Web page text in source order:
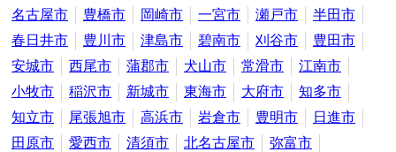
名古屋市 豊橋市 岡崎市 一宮市 瀬戸市
半田市
春日井市
豊川市 津島市 碧南市 刈谷市
豊田市
安城市
西尾市 蒲郡市 犬山市 常滑市
江南市
小牧市
稲沢市 新城市 東海市 大府市
知多市
知立市
尾張旭市 高浜市 岩倉市 豊明市
日進市
田原市
愛西市 清須市 北名古屋市
弥富市